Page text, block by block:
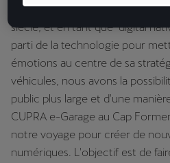
« CUPRA est une marque
siècle, et en tant que ‘digital
parti de la technologie pour
émotions au centre de sa
véhicules, nous avons la
public plus large et d'une
CUPRA e-Garage au Cap
notre voyage pour créer de
numériques. L'objectif est de